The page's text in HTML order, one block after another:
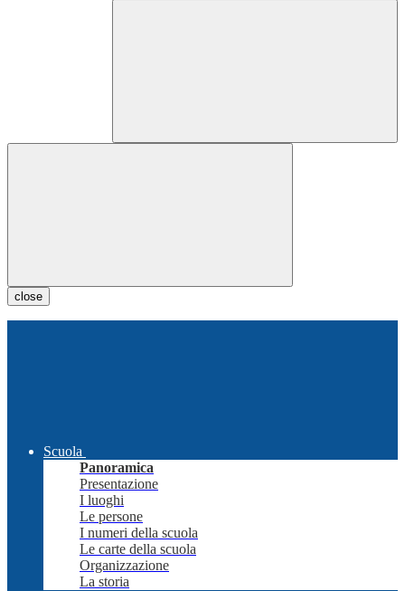
close
Scuola
Panoramica
Presentazione
I luoghi
Le persone
I numeri della scuola
Le carte della scuola
Organizzazione
La storia